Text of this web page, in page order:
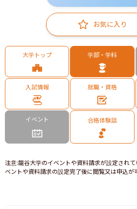
お気に入り
大学トップ 学部・学科
入試情報 就職・資格
イベント 合格体験談
注意:龍谷大学のイベントや資料請求が設定され
ベントや資料請求の設定完了後に閲覧又は申込が